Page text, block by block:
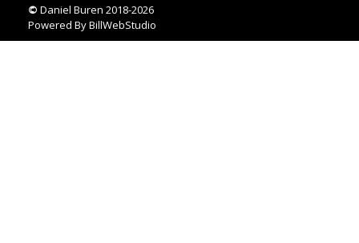
© Daniel Buren 2018-2026
Powered ByBillWebStudio